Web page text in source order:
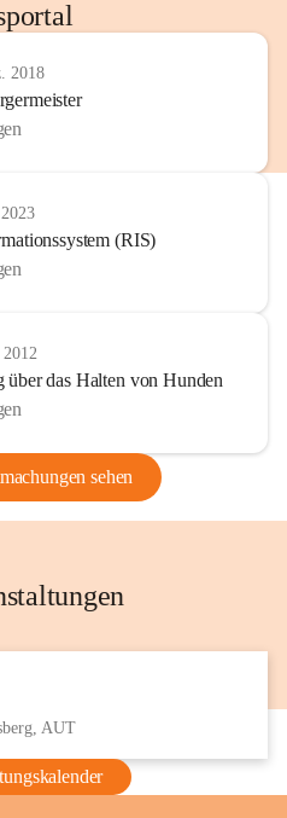
2018
(RIS)
2012
über das Halten von Hunden
sehen
AUT